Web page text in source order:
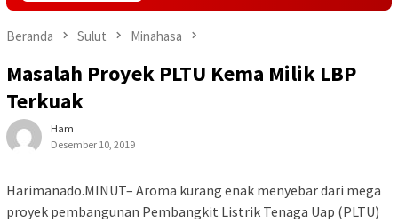
Beranda Sulut Minahasa
Masalah Proyek PLTU Kema Milik LBP
Terkuak
Ham
Desember 10, 2019
Harimanado.MINUT– Aroma kurang enak menyebar dari mega
proyek pembangunan Pembangkit Listrik Tenaga Uap (PLTU)